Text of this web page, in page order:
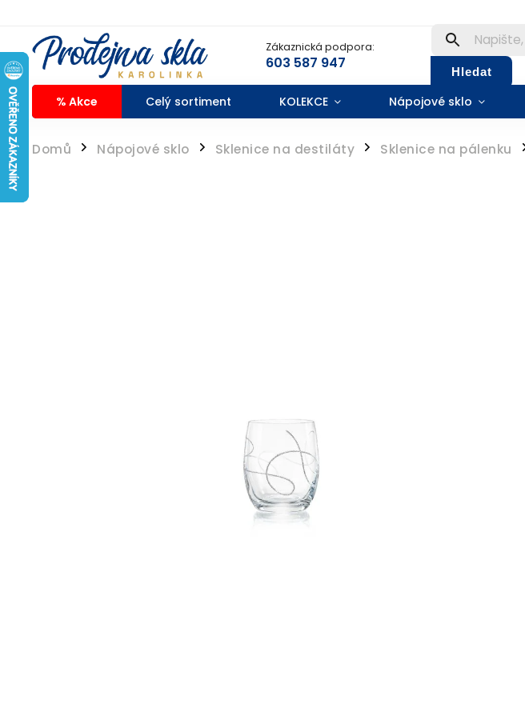
Zákaznická podpora:
603 587 947 Hledat
% Akce Celý sortiment KOLEKCE Nápojové sklo
Domů / Nápojové sklo / Sklenice na destiláty / Sklenice na pálenku /